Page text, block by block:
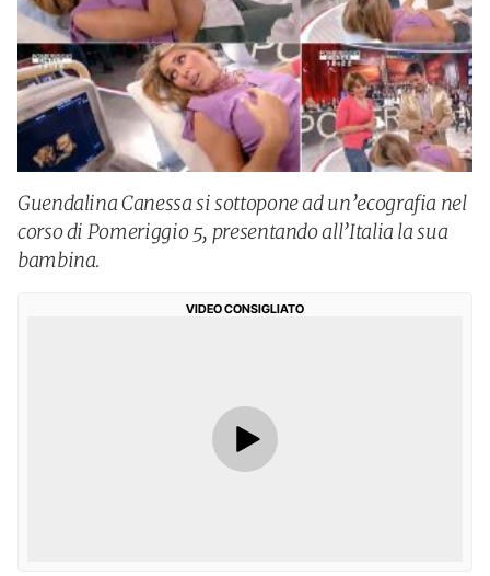
Guendalina Canessa si sottopone ad un’ecografia nel
corso di Pomeriggio 5, presentando all’Italia la sua
bambina.
VIDEO CONSIGLIATO